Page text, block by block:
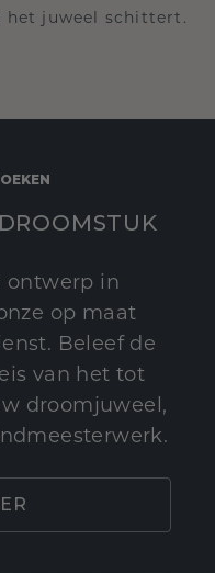
het juweel schittert.
ontwerp in
op maat
Beleef de
van het tot
droomjuweel,